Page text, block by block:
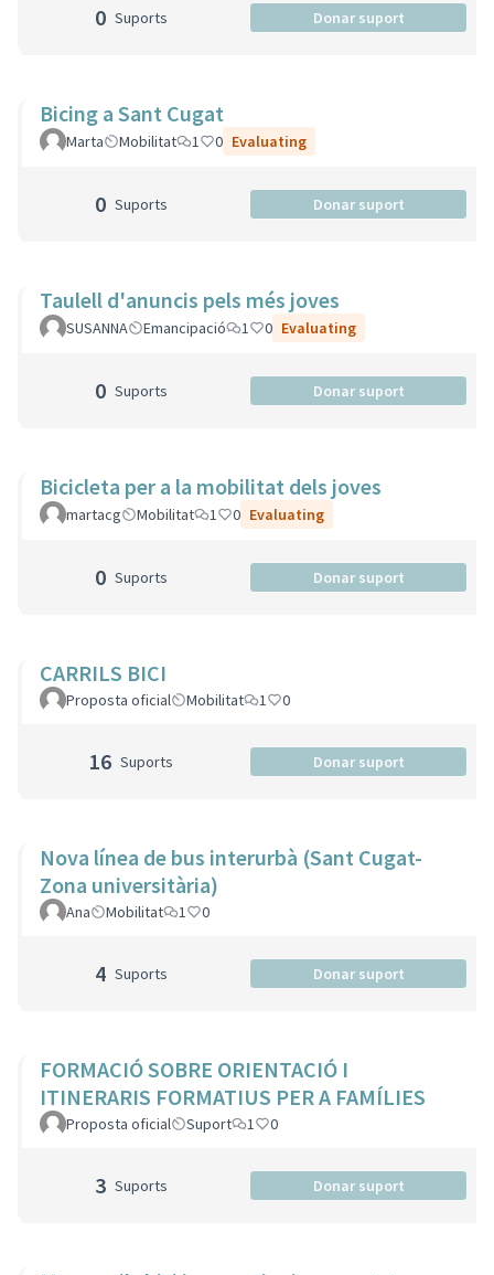
0 Suports Donar suport
Bicing a Sant Cugat
Marta Mobilitat 1 0 Evaluating
0 Suports Donar suport
Taulell d'anuncis pels més joves
SUSANNA Emancipació 1 0 Evaluating
0 Suports Donar suport
Bicicleta per a la mobilitat dels joves
martacg Mobilitat 1 0 Evaluating
0 Suports Donar suport
CARRILS BICI
Proposta oficial Mobilitat 1 0
16 Suports Donar suport
Nova línea de bus interurbà (Sant Cugat-
Zona universitària)
Ana Mobilitat 1 0
4 Suports Donar suport
FORMACIÓ SOBRE ORIENTACIÓ I
ITINERARIS FORMATIUS PER A FAMÍLIES
Proposta oficial Suport 1 0
3 Suports Donar suport